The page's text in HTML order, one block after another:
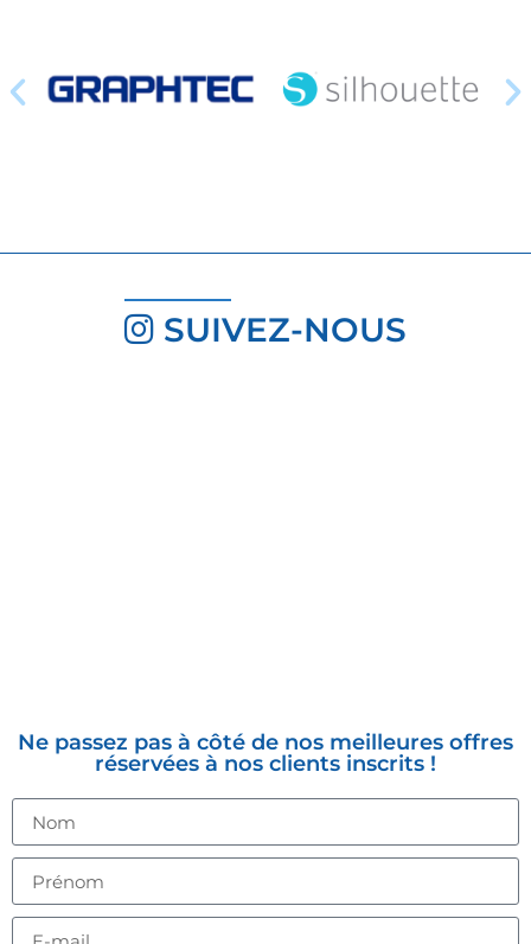
SUIVEZ-NOUS
Ne passez pas à côté de nos meilleures offres
réservées à nos clients inscrits !